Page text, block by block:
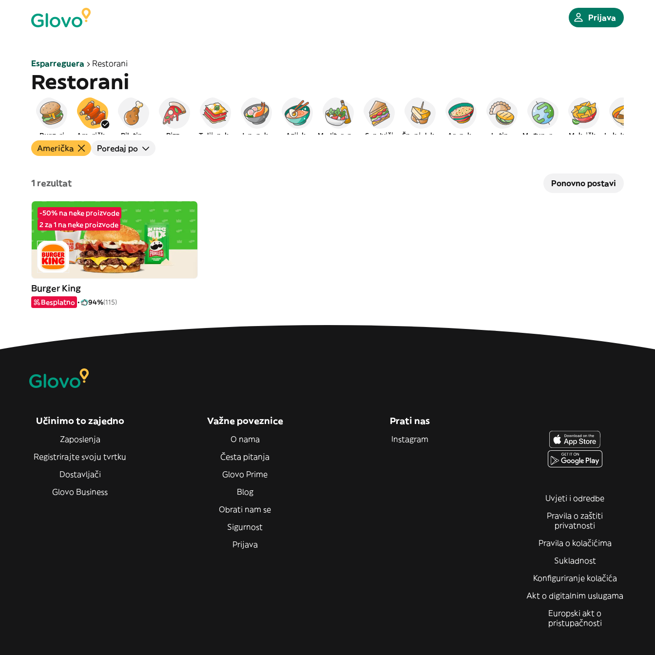
Prijava
Esparreguera Restorani
Restorani
Burgeri Američka Piletina Pizza Talijanska Japanska Azijska Sendviči Španjolska Arapska Latino Meksička
Američka Poredaj po
1 rezultat Ponovno postavi
-50% na neke proizvode
2 za 1 na neke proizvode
Burger King
Besplatno 94%(115)
Učinimo to zajedno
Zaposlenja
Registrirajte svoju tvrtku
Dostavljači
Glovo Business
Važne poveznice
O nama
Česta pitanja
Glovo Prime
Blog
Obrati nam se
Sigurnost
Prijava
Prati nas
Instagram
Uvjeti i odredbe
Pravila o zaštiti
privatnosti
Pravila o kolačićima
Sukladnost
Konfiguriranje kolačića
Akt o digitalnim uslugama
Europski akt o
pristupačnosti